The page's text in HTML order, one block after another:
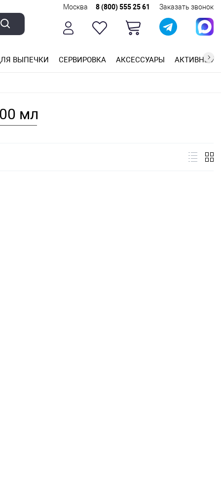
Москва 8 (800) 555 25 61 Заказать звонок
ВЫПЕЧКИ СЕРВИРОВКА АКСЕССУАРЫ АКТИВНЫЙ
мл